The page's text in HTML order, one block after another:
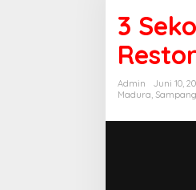
3
Admin
Juni 10,
Madura, Sampang